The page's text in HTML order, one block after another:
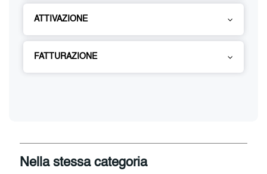
ATTIVAZIONE
FATTURAZIONE
Nella stessa categoria